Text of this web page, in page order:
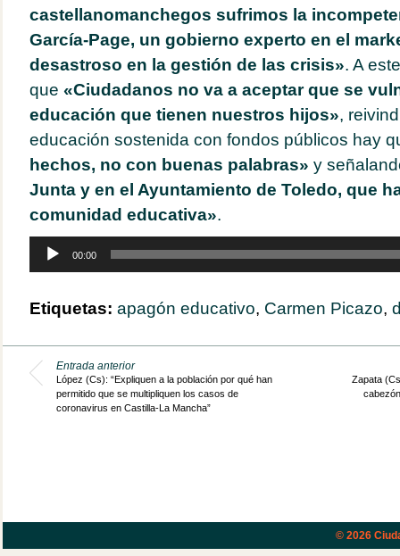
castellanomanchegos sufrimos la
García-Page, un gobierno experto en el
desastroso en la gestión de las crisis». A
que «Ciudadanos no va a aceptar que se
educación que tienen nuestros hijos»,
educación sostenida con fondos públicos hay
hechos, no con buenas palabras» y
Junta y en el Ayuntamiento de Toledo, que
comunidad educativa».
Reproductor
audio
00:00
Etiquetas: apagón educativo, Carmen Picazo,
Entrada anterior
López (Cs): “Expliquen a la población por qué han
permitido que se multipliquen los casos de
coronavirus en Castilla-La Mancha”
Zapata
© 2026